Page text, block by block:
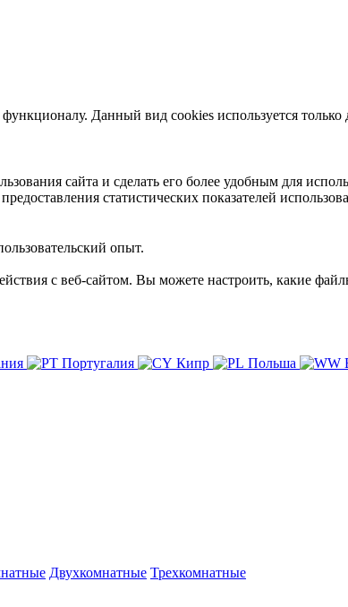
Данный вид cookies используется только
сайта и сделать его более удобным для
статистических показателей
опыт.
с веб-сайтом. Вы можете настроить, какие
Португалия Кипр Польша
Двухкомнатные Трехкомнатные